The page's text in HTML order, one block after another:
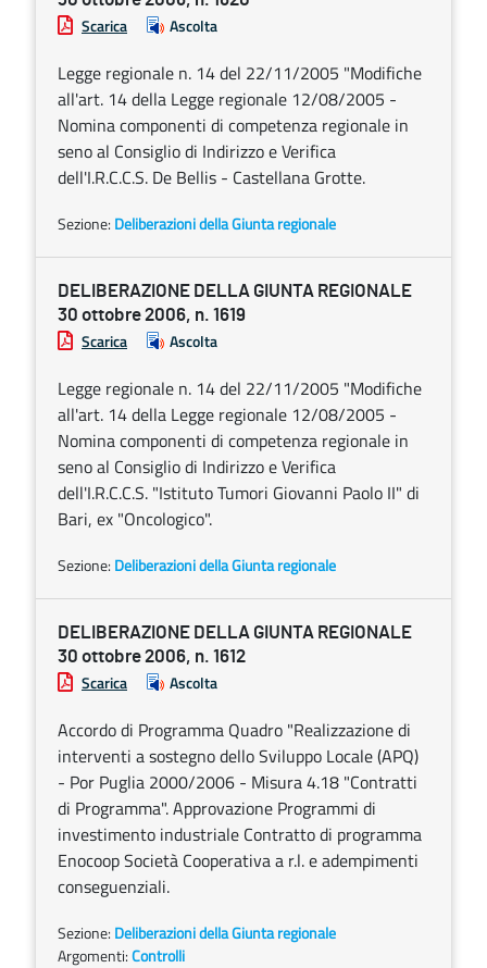
Scarica Ascolta
Legge regionale n. 14 del 22/11/2005 "Modifiche
all'art. 14 della Legge regionale 12/08/2005 -
Nomina componenti di competenza regionale in
seno al Consiglio di Indirizzo e Verifica
dell'I.R.C.C.S. De Bellis - Castellana Grotte.
Sezione: Deliberazioni della Giunta regionale
DELIBERAZIONE DELLA GIUNTA REGIONALE
30 ottobre 2006, n. 1619
Scarica Ascolta
Legge regionale n. 14 del 22/11/2005 "Modifiche
all'art. 14 della Legge regionale 12/08/2005 -
Nomina componenti di competenza regionale in
seno al Consiglio di Indirizzo e Verifica
dell'I.R.C.C.S. "Istituto Tumori Giovanni Paolo II" di
Bari, ex "Oncologico".
Sezione: Deliberazioni della Giunta regionale
DELIBERAZIONE DELLA GIUNTA REGIONALE
30 ottobre 2006, n. 1612
Scarica Ascolta
Accordo di Programma Quadro "Realizzazione di
interventi a sostegno dello Sviluppo Locale (APQ)
- Por Puglia 2000/2006 - Misura 4.18 "Contratti
di Programma". Approvazione Programmi di
investimento industriale Contratto di programma
Enocoop Società Cooperativa a r.l. e adempimenti
conseguenziali.
Sezione: Deliberazioni della Giunta regionale
Argomenti:Controlli